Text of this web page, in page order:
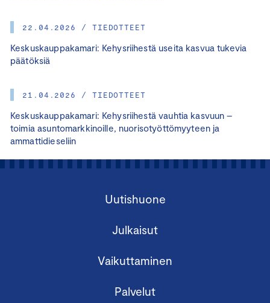
22.04.2026 / TIEDOTTEET
Keskuskauppakamari: Kehysriihestä useita kasvua tukevia
päätöksiä
21.04.2026 / TIEDOTTEET
Keskuskauppakamari: Kehysriihestä vauhtia kasvuun –
toimia asuntomarkkinoille, nuorisotyöttömyyteen ja
ammattidieseliin
Uutishuone
Julkaisut
Vaikuttaminen
Palvelut